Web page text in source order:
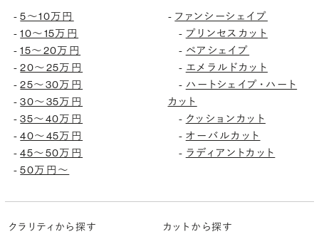
-5〜10万円
-10〜15万円
-15〜20万円
-20〜25万円
-25〜30万円
-30〜35万円
-35〜40万円
-40〜45万円
-45〜50万円
-50万円〜
- ファンシーシェイプ
- プリンセスカット
- ペアシェイプ
- エメラルドカット
- ハートシェイプ・ハート
カット
- クッションカット
- オーバルカット
- ラディアントカット
クラリティから探す
カットから探す